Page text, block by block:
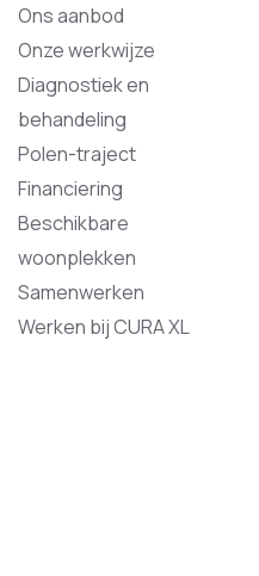
Ons aanbod
Onze werkwijze
Diagnostiek en
behandeling
Polen-traject
Financiering
Beschikbare
woonplekken
Samenwerken
Werken bij CURA XL